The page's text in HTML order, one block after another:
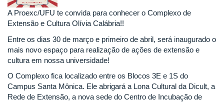
A Proexc/UFU te convida para conhecer o Complexo de
Extensão e Cultura Olívia Calábria!!
Entre os dias 30 de março e primeiro de abril, será inaugurado o
mais novo espaço para realização de ações de extensão e
cultura em nossa universidade!
O Complexo fica localizado entre os Blocos 3E e 1S do
Campus Santa Mônica. Ele abrigará a Lona Cultural da Dicult, a
Rede de Extensão, a nova sede do Centro de Incubação de